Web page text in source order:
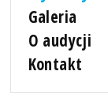
Galeria
O audycji
Kontakt